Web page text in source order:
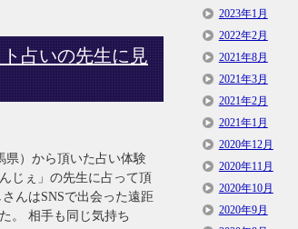
占いの先生に見
県）から頂いた占い体験
じぇ」の先生に占って頂
んはSNSで出会った遠距
。 相手も同じ気持ち
2023年1月
2022年2月
2021年8月
2021年3月
2021年2月
2021年1月
2020年12月
2020年11月
2020年10月
2020年9月